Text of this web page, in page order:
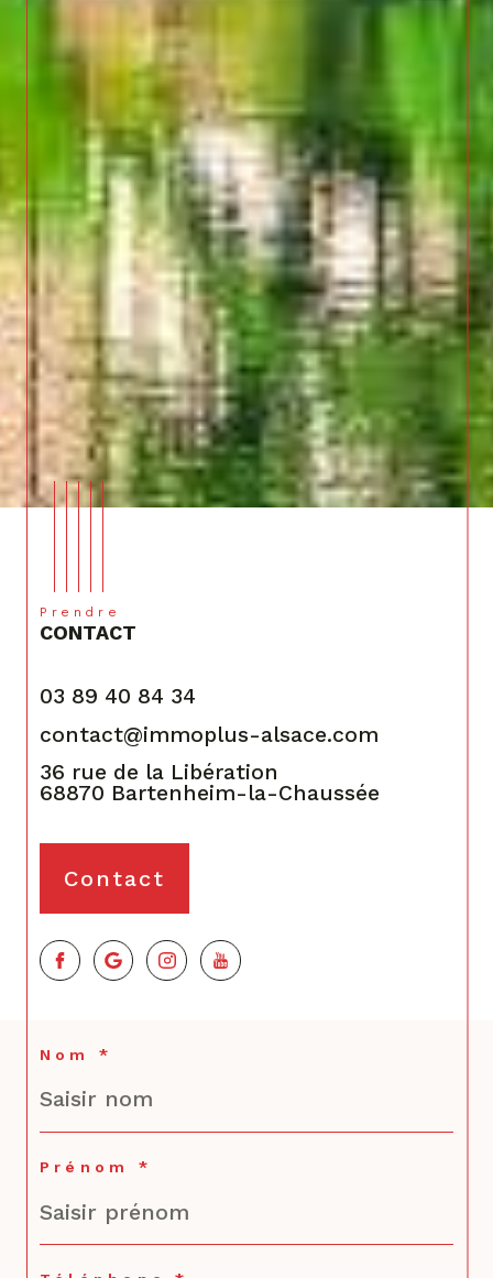
Nom *
Prénom *
Prendre
CONTACT
03 89 40 84 34
contact@immoplus-alsace.com
36 rue de la Libération
68870
Bartenheim-la-Chaussée
Contact